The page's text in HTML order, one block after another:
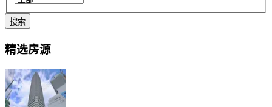
搜索
精选房源